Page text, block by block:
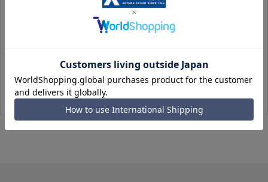
※洋服の青山オンラインストアのポイントは付与されません。
また、ゲスト購入後の会員情報統合・ポイントの付与は、対応
※購入履歴の確認、領収書の発行、キャンセル手続きはご利用
いただけません。